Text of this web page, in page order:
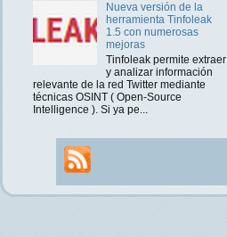
Nueva versión de la
herramienta Tinfoleak
1.5 con numerosas
mejoras
Tinfoleak permite extraer
y analizar información
relevante de la red Twitter mediante
técnicas OSINT ( Open-Source
Intelligence ). Si ya pe...